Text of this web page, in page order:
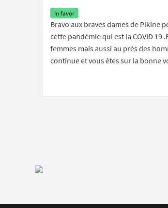
In favor
Bravo aux braves dames de
cette pandémie qui est la COVID
femmes mais aussi au près des
continue et vous êtes sur la bonne